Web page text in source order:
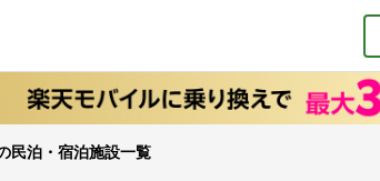
民泊・宿泊施設一覧